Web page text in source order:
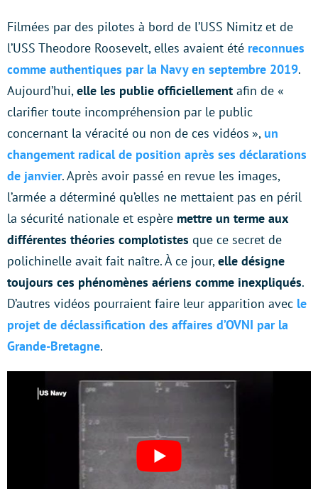
Filmées par des pilotes à bord de l’USS Nimitz et de
l’USS Theodore Roosevelt, elles avaient été reconnues
comme authentiques par la Navy en septembre 2019.
Aujourd’hui,elle les publie officiellement afin de «
clarifier toute incompréhension par le public
concernant la véracité ou non de ces vidéos », un
changement radical de position après ses déclarations
de janvier. Après avoir passé en revue les images,
l’armée a déterminé qu’elles ne mettaient pas en péril
la sécurité nationale et espère mettre un terme aux
différentes théories complotistes que ce secret de
polichinelle avait fait naître. À ce jour,elle désigne
toujours ces phénomènes aériens comme inexpliqués.
D’autres vidéos pourraient faire leur apparition avec le
projet de déclassification des affaires d’OVNI par la
Grande-Bretagne.